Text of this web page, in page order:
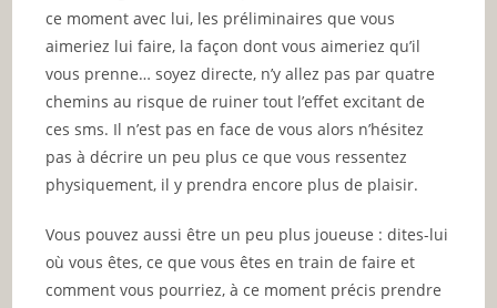
ce moment avec lui, les préliminaires que vous
aimeriez lui faire, la façon dont vous aimeriez qu’il
vous prenne… soyez directe, n’y allez pas par quatre
chemins au risque de ruiner tout l’effet excitant de
ces sms. Il n’est pas en face de vous alors n’hésitez
pas à décrire un peu plus ce que vous ressentez
physiquement, il y prendra encore plus de plaisir.
Vous pouvez aussi être un peu plus joueuse : dites-lui
où vous êtes, ce que vous êtes en train de faire et
comment vous pourriez, à ce moment précis prendre